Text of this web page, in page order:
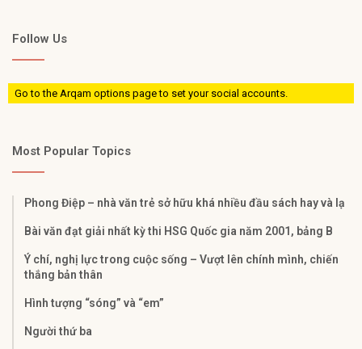
Follow Us
Go to the Arqam options page to set your social accounts.
Most Popular Topics
Phong Điệp – nhà văn trẻ sở hữu khá nhiều đầu sách hay và lạ
Bài văn đạt giải nhất kỳ thi HSG Quốc gia năm 2001, bảng B
Ý chí, nghị lực trong cuộc sống – Vượt lên chính mình, chiến
thắng bản thân
Hình tượng “sóng” và “em”
Người thứ ba